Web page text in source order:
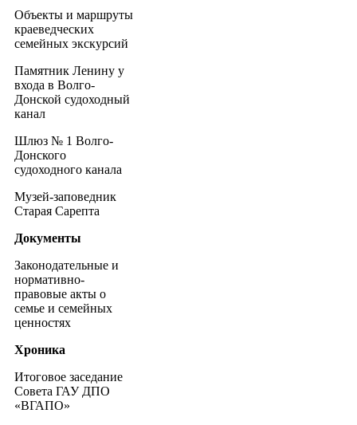
Объекты и маршруты
краеведческих
семейных экскурсий
Памятник Ленину у
входа в Волго-
Донской судоходный
канал
Шлюз № 1 Волго-
Донского
судоходного канала
Музей-заповедник
Старая Сарепта
Документы
Законодательные и
нормативно-
правовые акты о
семье и семейных
ценностях
Хроника
Итоговое заседание
Совета ГАУ ДПО
«ВГАПО»